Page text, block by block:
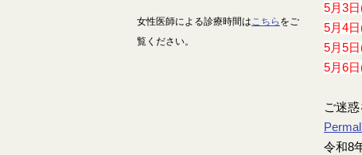
女性医師による診療時間はこちら をご
覧ください。
5月3
5月4
5月5
5月6
ご迷
令和8